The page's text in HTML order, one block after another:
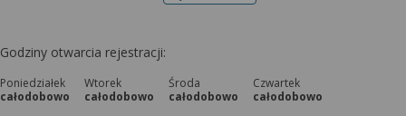
Godziny otwarcia rejestracji:
Poniedziałek
całodobowo
Wtorek
całodobowo
Środa
całodobowo
Czwartek
całodobowo